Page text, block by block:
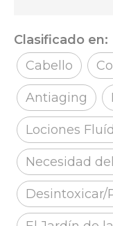
Clasificado en:
Cabello
Antiaging
Lociones
Necesidad
Desintoxicar/